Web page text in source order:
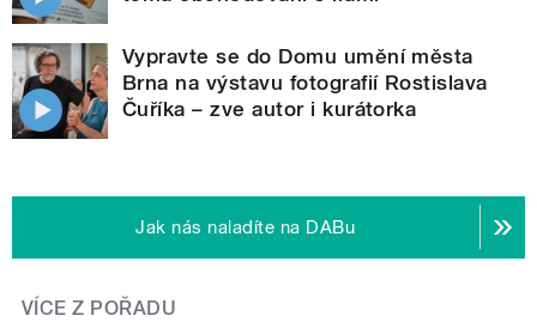
Vypravte se do Domu umění města
Brna na výstavu fotografií Rostislava
Čuříka – zve autor i kurátorka
Jak nás naladíte na DABu
VÍCE Z POŘADU